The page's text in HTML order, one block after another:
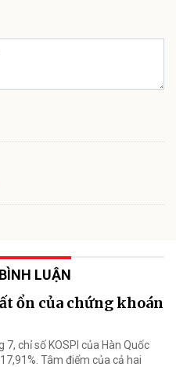
LUẬN
ổn của chứng khoán
chỉ số KOSPI của Hàn Quốc
Tâm điểm của cả hai